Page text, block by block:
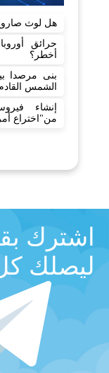
هل لوث
حرائق
أخطر؟
بنى مرصدا
الشمس
إنشاء
من"اختراع
اشترك
ليصلك